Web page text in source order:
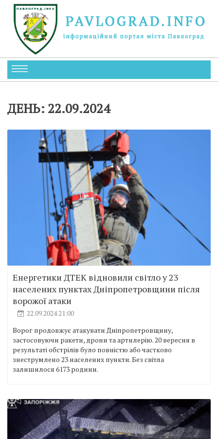
ДЕНЬ: 22.09.2024
Енергетики ДТЕК відновили світло у 23
населених пунктах Дніпропетровщини після
ворожої атаки
22.09.2024 21:00
Ворог продовжує атакувати Дніпропетровщину,
застосовуючи ракети, дрони та артилерію. 20 вересня в
результаті обстрілів було повністю або частково
знеструмлено 23 населених пункти. Без світла
залишилося 6173 родини.